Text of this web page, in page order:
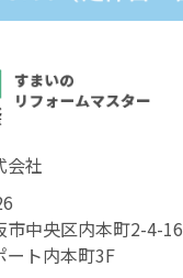
会社
市中央区内本町2-4-16
ート内本町3F